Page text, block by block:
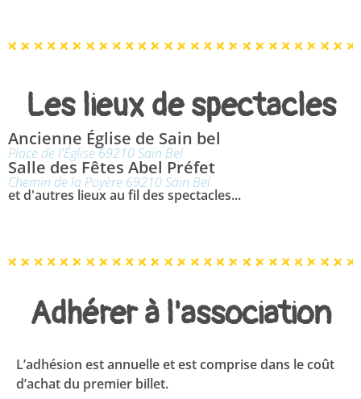
Les lieux de spectacles
Ancienne Église de Sain bel
Place de l'Église 69210 Sain Bel
Salle des Fêtes Abel Préfet
Chemin de la Poyère 69210 Sain Bel
et d'autres lieux au fil des spectacles...
Adhérer à l'association
L’adhésion est annuelle et est comprise dans le coût
d’achat du premier billet.